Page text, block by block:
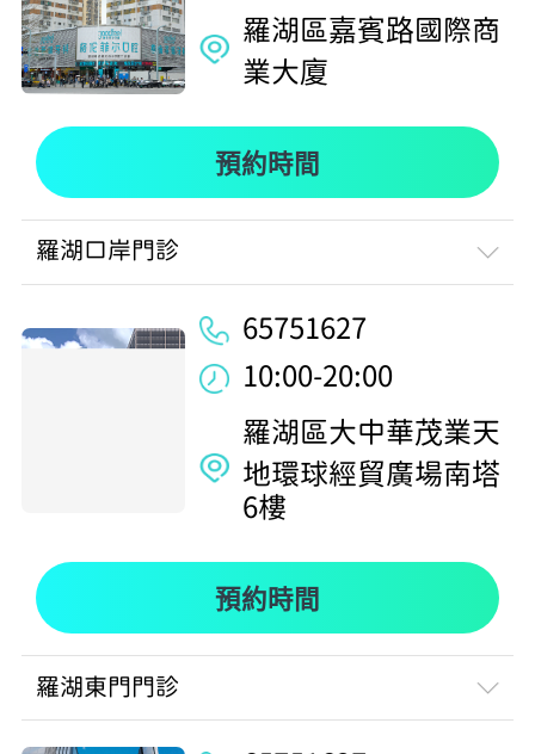
羅湖區嘉賓路國際商
業大廈
預約時間
羅湖口岸門診
65751627
10:00-20:00
羅湖區大中華茂業天
地環球經貿廣場南塔
6樓
預約時間
羅湖東門門診